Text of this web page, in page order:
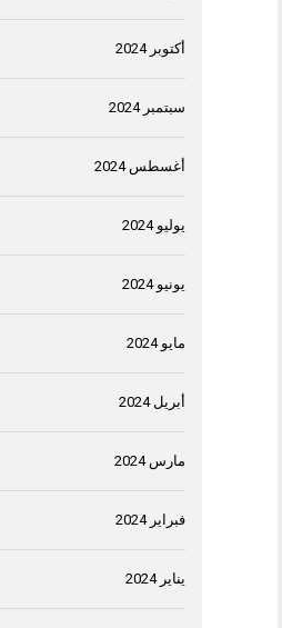
أكتوبر 2024
سبتمبر 2024
أغسطس 2024
يوليو 2024
يونيو 2024
مايو 2024
أبريل 2024
مارس 2024
فبراير 2024
يناير 2024